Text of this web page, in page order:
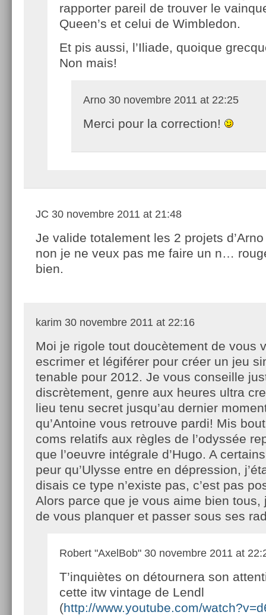
rapporter pareil de trouver le
Queen’s et celui de Wimbledon.
Et pis aussi, l’Iliade, quoique
Non mais!
Arno 30 novembre 2011 at 22:25
Merci pour la correction!
JC 30 novembre 2011 at 21:48
Je valide totalement les 2 projets
non je ne veux pas me faire un n…
bien.
karim 30 novembre 2011 at 22:16
Moi je rigole tout doucètement de vous
escrimer et légiférer pour créer un jeu
tenable pour 2012. Je vous conseille
discrètement, genre aux heures ultra
lieu tenu secret jusqu’au dernier
qu’Antoine vous retrouve pardi! Mis
coms relatifs aux règles de l’odyssée
que l’oeuvre intégrale d’Hugo. A
peur qu’Ulysse entre en dépression,
disais ce type n’existe pas, c’est pas
Alors parce que je vous aime bien tous,
de vous planquer et passer sous ses
Robert "AxelBob" 30 novembre 2011 at
T’inquiètes on détournera son
cette itw vintage de Lendl
(http://www.youtube.com/